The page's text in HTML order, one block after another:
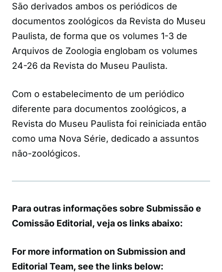
São derivados ambos os periódicos de
documentos zoológicos da Revista do Museu
Paulista, de forma que os volumes 1-3 de
Arquivos de Zoologia englobam os volumes
24-26 da Revista do Museu Paulista.
Com o estabelecimento de um periódico
diferente para documentos zoológicos, a
Revista do Museu Paulista foi reiniciada então
como uma Nova Série, dedicado a assuntos
não-zoológicos.
Para outras informações sobre Submissão e
Comissão Editorial, veja os links abaixo:
For more information on Submission and
Editorial Team, see the links below: